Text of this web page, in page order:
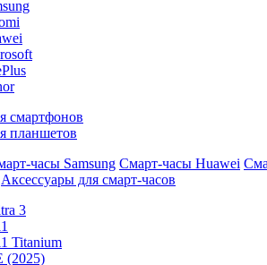
смартфонов
планшетов
часы Samsung Смарт-часы Huawei
Аксессуары для смарт-часов
3
Titanium
(2025)